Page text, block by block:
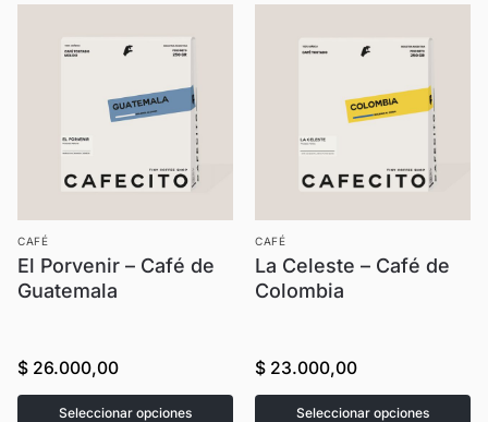
CAFÉ
El Porvenir – Café de
Guatemala
$ 26.000,00
Seleccionar opciones
CAFÉ
La Celeste – Café de
Colombia
$ 23.000,00
Seleccionar opciones